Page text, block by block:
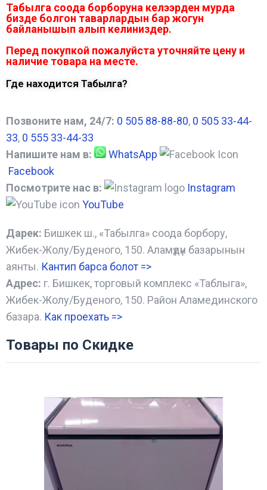
Табылга соода борборуна келээрден мурда
бизде болгон таварлардын бар жогун
байланышып алып келиниздер.
Перед покупкой пожалуйста уточняйте цену и
наличие товара на месте.
Где находится Табылга?
Позвоните нам, 24/7: 0 505 88-88-80, 0 505 33-44-
33, 0 555 33-44-33
Напишите нам в:
WhatsApp
Facebook
Посмотрите нас в:
Instagram
YouTube
Дарек: Бишкек ш., «Табылга» соода борбору,
Жибек-Жолу/Буденого, 150. Аламүдүн базарынын
аянты. Кантип барса болот =>
Адрес: г. Бишкек, торговый комплекс «Таблыга»,
Жибек-Жолу/Буденого, 150. Район Аламединского
базара. Как проехать =>
Товары по Скидке